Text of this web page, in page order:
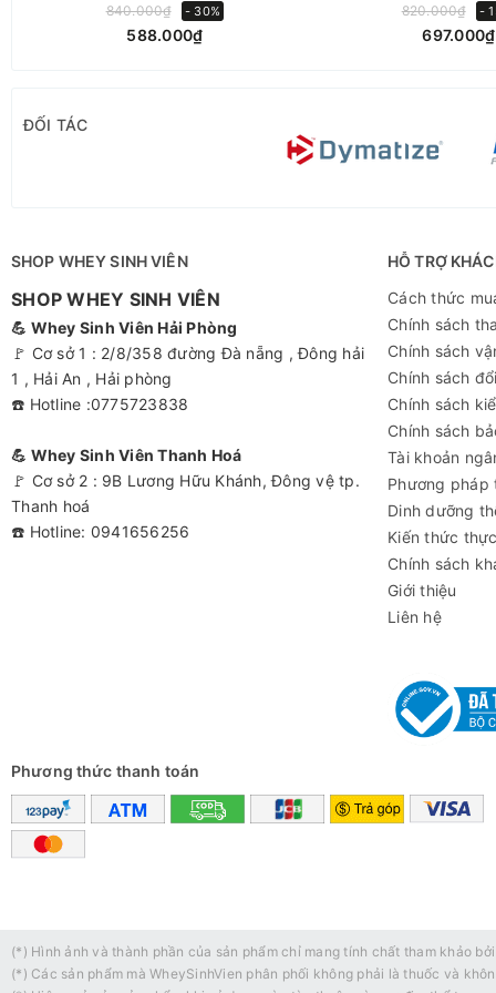
Hộp 180 viên– dùng tới , tiết kiệm và tiện lợi
Hướng dẫn sử dụng & bảo quản
- Bảo quản Nơi khô ráo, thoáng mát, tránh ánh nắng trực tiếp.
Bạn hoàn toàn có thể đặt hàng ngay tại trên Website:
840.000₫ - 30%
588.000₫
820.000₫ -
697.000₫
ĐỐI TÁC
SHOP WHEY SINH VIÊN
SHOP WHEY SINH VIÊN
💪 Whey Sinh Viên Hải Phòng
🚩 Cơ sở 1 : 2/8/358 đường Đà nẵng , Đông hải
1 , Hải An , Hải phòng
☎️ Hotline :0775723838
💪 Whey Sinh Viên Thanh Hoá
🚩 Cơ sở 2 : 9B Lương Hữu Khánh, Đông vệ tp.
Thanh hoá
☎️ Hotline: 0941656256
HỖ TRỢ
Cách thức
Chính sách
Chính sách
Chính sách
Chính sách
Chính sách
Tài khoản
Phương pháp
Dinh dưỡng
Kiến thức
Chính sách
Giới thiệu
Liên hệ
Phương thức thanh toán
(*) Hình ảnh và thành phần của sản phẩm chỉ mang tính chất tham khảo
(*) Các sản phẩm mà WheySinhVien phân phối không phải là thuốc và